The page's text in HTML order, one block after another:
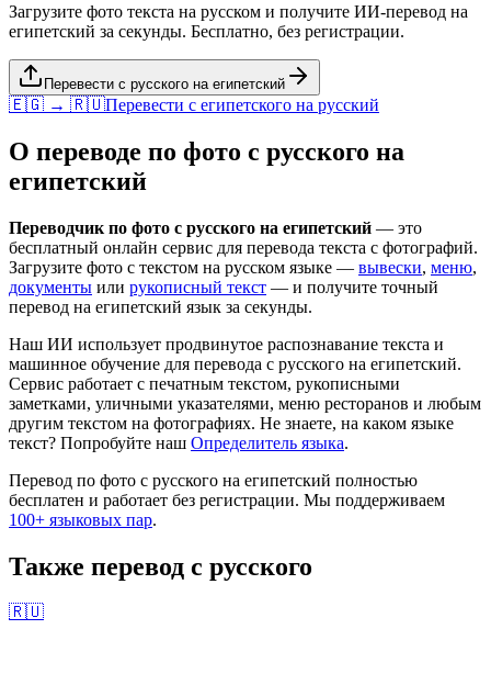
Загрузите фото текста на русском и получите ИИ-перевод на
египетский за секунды. Бесплатно, без регистрации.
Перевести с русского на египетский
🇪🇬 → 🇷🇺Перевести с египетского на русский
О переводе по фото с русского на
египетский
Переводчик по фото с русского на египетский — это
бесплатный онлайн сервис для перевода текста с фотографий.
Загрузите фото с текстом на русском языке — вывески, меню,
документы или рукописный текст — и получите точный
перевод на египетский язык за секунды.
Наш ИИ использует продвинутое распознавание текста и
машинное обучение для перевода с русского на египетский.
Сервис работает с печатным текстом, рукописными
заметками, уличными указателями, меню ресторанов и любым
другим текстом на фотографиях. Не знаете, на каком языке
текст? Попробуйте наш Определитель языка.
Перевод по фото с русского на египетский полностью
бесплатен и работает без регистрации. Мы поддерживаем
100+ языковых пар.
Также перевод с русского
🇷🇺